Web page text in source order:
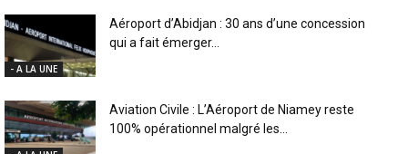
- A LA UNE
Aéroport d’Abidjan : 30 ans d’une concession
qui a fait émerger...
Aviation Civile : L’Aéroport de Niamey reste
100% opérationnel malgré les...